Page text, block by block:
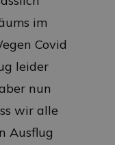
im
Covid
leider
nun
wir alle
Ausflug